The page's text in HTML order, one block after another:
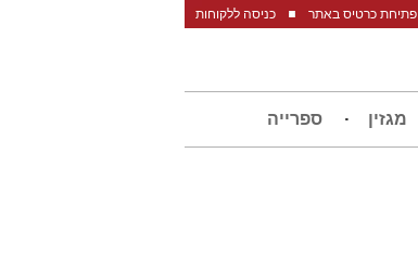
פתיחת כרטיס באתר כניסה ללקוחות
מגזין ספרייה